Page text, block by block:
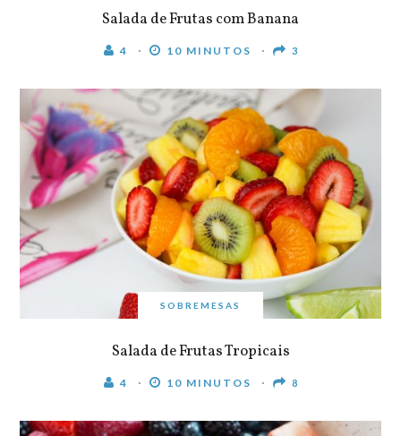
Salada de Frutas com Banana
4 10 MINUTOS 3
SOBREMESAS
Salada de Frutas Tropicais
4 10 MINUTOS 8